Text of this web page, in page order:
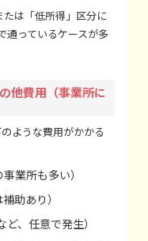
は「低所得」区分に
通っているケースが多
他費用（事業所に
ような費用がかかる
業所も多い）
助あり）
、任意で発生）